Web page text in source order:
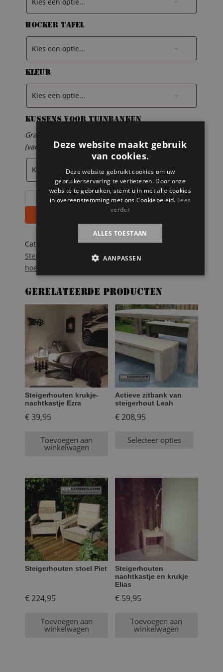
Hocker tafel
Kleur
Kussens voor tuinbanken
Graag ontvangen wij een offerte voor kussens
(vanlonden.com neemt contact met u op)
Steigerhouten
hoekbank
Categorieën: Steigerhouten loungebanken
Steigerhouten zitmeubelen online bestellen
hoekbank
Gerelateerde producten
Steigerhouten krukje-
nachtkastje Ezra
€39,95
Toevoegen aan
winkelwagen
Actieve zitbank van
steigerhout Leah
€208,95
Selecteer opties
Steigerhouten stoel Piet
€224,95
Toevoegen aan
winkelwagen
Steigerhouten
nachtkastje en krukje
Elias
€59,95
Toevoegen aan
winkelwagen
Deze website maakt gebruik
van cookies.
Deze website gebruikt cookies om uw
gebruikerservaring te verbeteren. Door onze
website te gebruiken, stemt u in met alle cookies
in overeenstemming met ons Cookiebeleid. Lees
verder
ALLES TOESTAAN
AANPASSEN